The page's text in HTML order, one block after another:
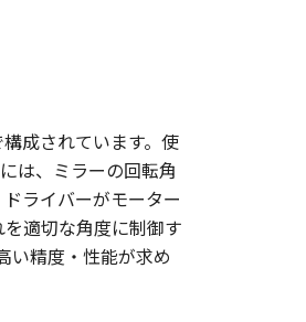
成されています。使
は、ミラーの回転角
ライバーがモーター
適切な角度に制御す
い精度・性能が求め